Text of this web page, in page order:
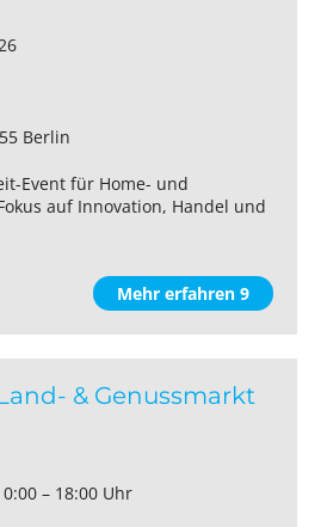
Berlin
Event für Home- und
auf Innovation, Handel und
Mehr erfahren 9
& Genussmarkt
– 18:00 Uhr